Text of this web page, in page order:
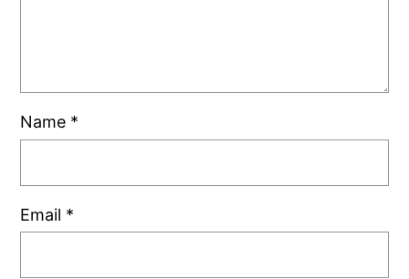
Name *
Email *